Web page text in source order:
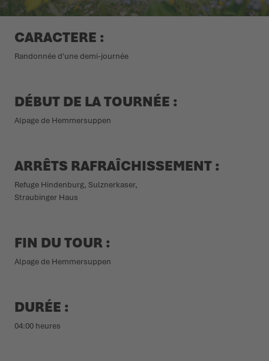
LOWA PROFESSIONAL
LOWA PROFESSIONAL
PODCAST
PRESSE
CARRIÈRE
CARACTERE :
Randonnée d'une demi-journée
DÉBUT DE LA TOURNÉE :
Alpage de Hemmersuppen
ARRÊTS RAFRAÎCHISSEMENT :
Refuge Hindenburg, Sulznerkaser,
Straubinger Haus
FIN DU TOUR :
Alpage de Hemmersuppen
DURÉE :
04:00 heures